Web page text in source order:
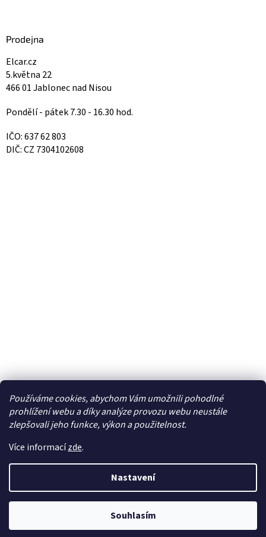
Používáme cookies, abychom Vám umožnili pohodlné
prohlížení webu a díky analýze provozu webu neustále
zlepšovali jeho funkce, výkon a použitelnost.
Více informacízde.
Nastavení
Souhlasím
Prodejna
Elcar.cz
5.května 22
466 01 Jablonec nad Nisou
Pondělí - pátek 7.30 - 16.30 hod.
IČO: 637 62 803
DIČ: CZ 7304102608
Facebook
Vytvořil Shoptet
Copyright 2026Elcar - elektrospecialista - RC modely,
autorádia, navigace, alarmy, domácí audio. Všechna
práva vyhrazena.Upravit nastavení cookies